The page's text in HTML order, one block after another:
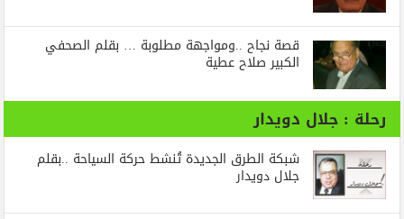
قصة نجاح ..ومواجهة مطلوبة … بقلم الصحفي
الكبير صلاح عطية
رحلة : جلال دويدار
شبكة الطرق الجديدة تُنشط حركة السياحة ..بقلم
جلال دويدار